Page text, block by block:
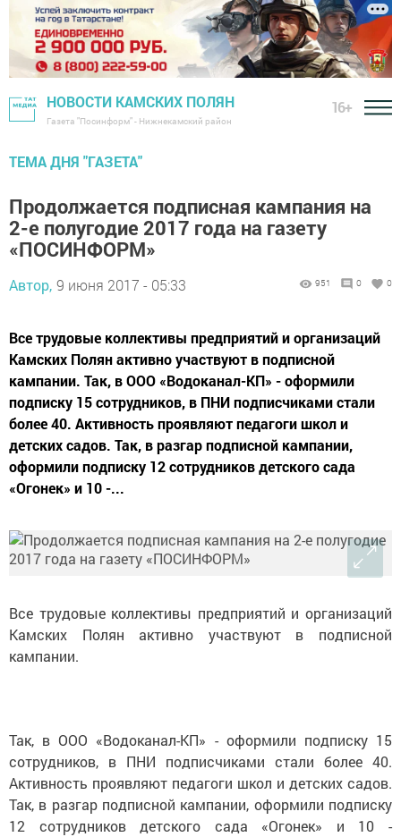
НОВОСТИ КАМСКИХ ПОЛЯН
Газета "Посинформ" - Нижнекамский район
16+
ТЕМА ДНЯ "ГАЗЕТА"
Продолжается подписная кампания на
2-е полугодие 2017 года на газету
«ПОСИНФОРМ»
Автор, 9 июня 2017 - 05:33 951 0 0
Все трудовые коллективы предприятий и организаций
Камских Полян активно участвуют в подписной
кампании. Так, в ООО «Водоканал-КП» - оформили
подписку 15 сотрудников, в ПНИ подписчиками стали
более 40. Активность проявляют педагоги школ и
детских садов. Так, в разгар подписной кампании,
оформили подписку 12 сотрудников детского сада
«Огонек» и 10 -...
Все трудовые коллективы предприятий и организаций
Камских Полян активно участвуют в подписной
кампании.
Так, в ООО «Водоканал-КП» - оформили подписку 15
сотрудников, в ПНИ подписчиками стали более 40.
Активность проявляют педагоги школ и детских садов.
Так, в разгар подписной кампании, оформили подписку
12 сотрудников детского сада «Огонек» и 10 -